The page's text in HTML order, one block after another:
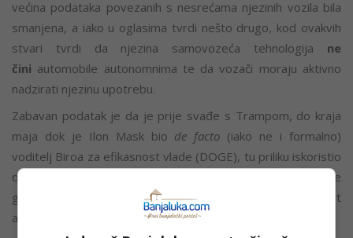
većina podataka povezanih s nesrećama njezinih vozila bila
smanjena, a iako u oglasima tvrdi nešto drugo, kod ovakvih
stvari tvrdi da njezina samovozeća tehnologija ne
čini automobile autonomnima te da vozači moraju aktivno
nadzirati njezinu upotrebu.
Zabavan podatak je da je prije svađe s Trampom, do kraja
maja dok je Ilon Mask bio de facto (iako ne i formalno)
voditelj Biroa za efikasnost vlade (DOGE), tu priliku iskoristio
da otpusti oko 10 posto osoblja NHTSA-a početkom ove
godine, uključujući polovinu tima koji nadzire sigurnost
autonomnih vozila. Potrefila slučajnost.